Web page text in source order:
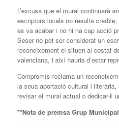
L’excusa que el mural continuarà
escriptors locals no resulta creïble,
es va acabar i no hi ha cap acció
Seser no pot ser considerat un
reconeixement el situen al costat
valenciana, i així hauria d’estar
Compromís reclama un
la seua aportació cultural i
revisar el mural actual o dedicar-li
**Nota de premsa Grup